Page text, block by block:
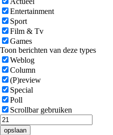
Entertainment
Sport
Film & Tv
Games
Toon berichten van deze types
Weblog
Column
(P)review
Special
Poll
Scrollbar gebruiken
opslaan